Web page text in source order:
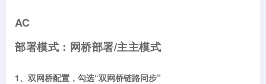
AC
部署模式：网桥部署/主主模式
1、双网桥配置，勾选“双网桥链路同步”